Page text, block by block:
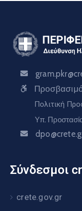
Πολιτική
Υπ.
Σύνδεσμοι
crete.gov.gr